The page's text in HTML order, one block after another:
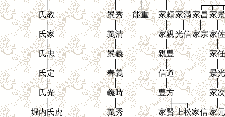
│
│ │ │
氏教
景秀 能重 家頼家満家昌家景
│
│ │ │
氏家
義清 家親光信家宗家佐
│
│
│
氏忠
景義 親豊
家任
│
氏定
春義 信道
景光
│
│ │
│
氏光
義時 豊方
家次
│
│ ├──┐
│
堀内氏虎
義秀 家賢上松家信家元